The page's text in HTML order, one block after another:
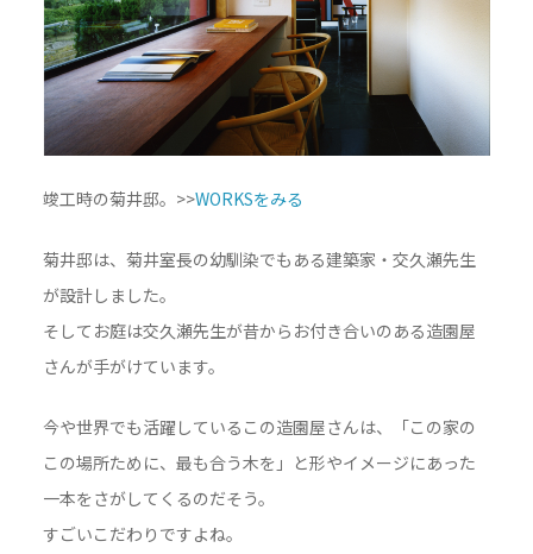
竣工時の菊井邸。>>WORKSをみる
菊井邸は、菊井室長の幼馴染でもある建築家・交久瀬先生
が設計しました。
そしてお庭は交久瀬先生が昔からお付き合いのある造園屋
さんが手がけています。
今や世界でも活躍しているこの造園屋さんは、「この家の
この場所ために、最も合う木を」と形やイメージにあった
一本をさがしてくるのだそう。
すごいこだわりですよね。